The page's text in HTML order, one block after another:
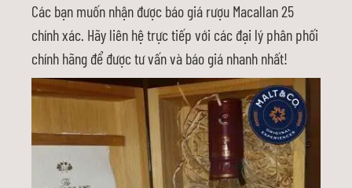
Các bạn muốn nhận được báo giá rượu Macallan 25
chính xác. Hãy liên hệ trực tiếp với các đại lý phân phối
chính hãng để được tư vấn và báo giá nhanh nhất!